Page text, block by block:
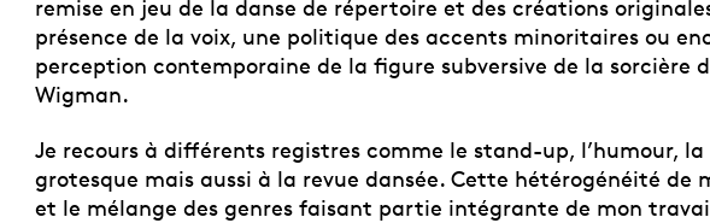
remise en jeu de la danse de répertoire et des créations
présence de la voix, une politique des accents minoritaires ou
perception contemporaine de la figure subversive de la sorcière
Wigman.
Je recours à différents registres comme le stand-up, l’humour,
grotesque mais aussi à la revue dansée. Cette hétérogénéité de
et le mélange des genres faisant partie intégrante de mon